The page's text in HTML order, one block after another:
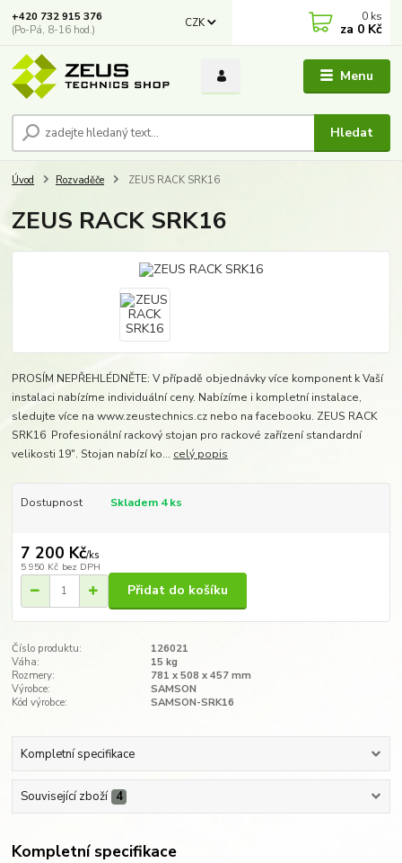
Menu
CZK
Hledat
+420 732 915 376
(Po-Pá, 8-16 hod.)
0 ks
za 0 Kč
Úvod Rozvaděče ZEUS RACK SRK16
ZEUS RACK SRK16
PROSÍM NEPŘEHLÉDNĚTE: V případě objednávky více komponent k Vaší
instalaci nabízíme individuální ceny. Nabízíme i kompletní instalace,
sledujte více na www.zeustechnics.cz nebo na facebooku. ZEUS RACK
SRK16 Profesionální rackový stojan pro rackové zařízení standardní
velikosti 19". Stojan nabízí ko... celý popis
Dostupnost Skladem 4 ks
7 200 Kč/ks
5 950 Kč bez DPH
Přidat do košíku
Číslo produktu:
126021
Váha:
15 kg
Rozmery:
781 x 508 x 457 mm​
Výrobce:
SAMSON
Kód výrobce:
SAMSON-SRK16
Kompletní specifikace
Související zboží 4
Kompletní specifikace